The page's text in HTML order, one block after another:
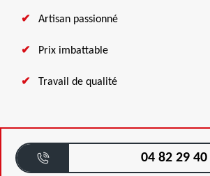
Artisan passionné
Prix imbattable
Travail de qualité
04 82 29 40